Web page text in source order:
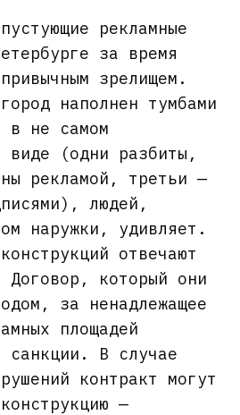
рекламные
за время
зрелищем.
наполнен тумбами
в не самом
виде (одни разбиты,
рекламой, третьи —
людей,
наружки, удивляет.
отвечают
Договор, который они
за ненадлежащее
площадей
санкции. В случае
контракт могут
—